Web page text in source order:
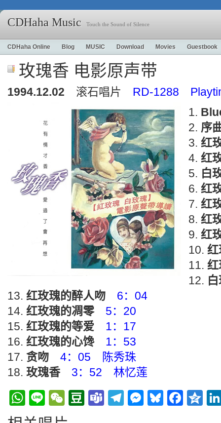
CDHaha Music Touch the Sound of Silence
CDHaha Online Blog MUSIC Download Movies Guestbook
玫瑰香 电影原声带
1994.12.02 滚石唱片 RD-1288
序
红
红
白
红
红
红
红
红
红
红玫瑰的醉人吻
6：04
红玫瑰的凋零
5：20
红玫瑰的等爱
1：17
红玫瑰的心馋
1：53
贪吻
4：05 陈秀珠
玫瑰香
3：52 林忆莲
WhatsApp
LineWeChat
Douban
TeamsTelegramBluesky